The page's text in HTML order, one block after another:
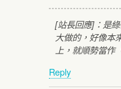
[站長回應]：是
大做的，好像本
上，就順勢當作
Reply